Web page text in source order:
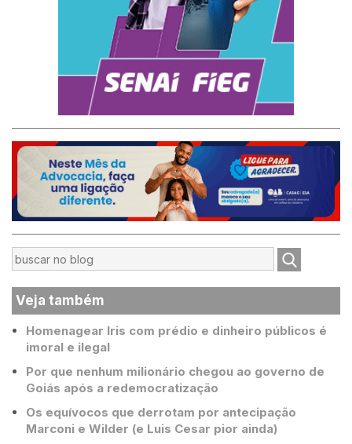
Veja também
Homenagear Iris com prédio e dinheiro públicos é
imoral e ilegal
Por que nenhum milionário chegou ao governo de
Goiás após a redemocratização
Os equívocos que derrotam por antecipação
Marconi e Wilder (e Luis Cesar pior ainda)